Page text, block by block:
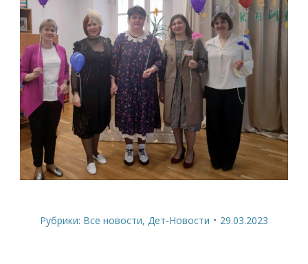
Рубрики: Все новости, Дет-Новости 29.03.2023